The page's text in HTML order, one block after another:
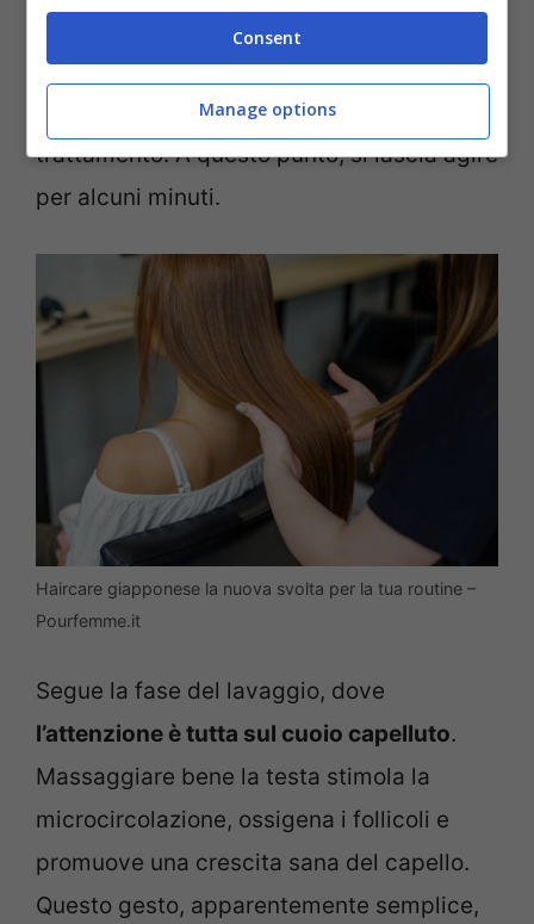
Dopo aver distribuito il prodotto, si
pettinano i capelli dalle radici alle punte, in
modo da distribuire uniformemente il
trattamento. A questo punto, si lascia agire
per alcuni minuti.
Haircare giapponese la nuova svolta per la tua routine –
Pourfemme.it
Segue la fase del lavaggio, dove
l’attenzione è tutta sul cuoio capelluto.
Massaggiare bene la testa stimola la
microcircolazione, ossigena i follicoli e
promuove una crescita sana del capello.
Questo gesto, apparentemente semplice,
Consent
Manage options